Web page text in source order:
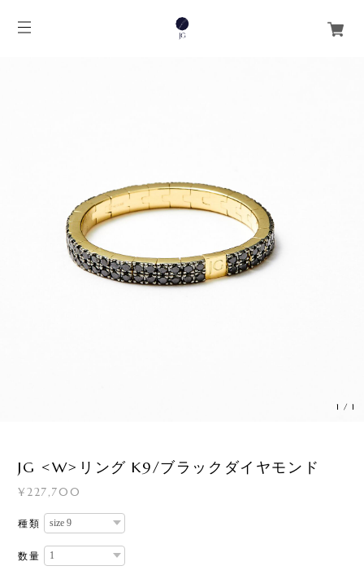
1 /1
JG <W>リング K9/ブラックダイヤモンド
¥227,700
種類
数量